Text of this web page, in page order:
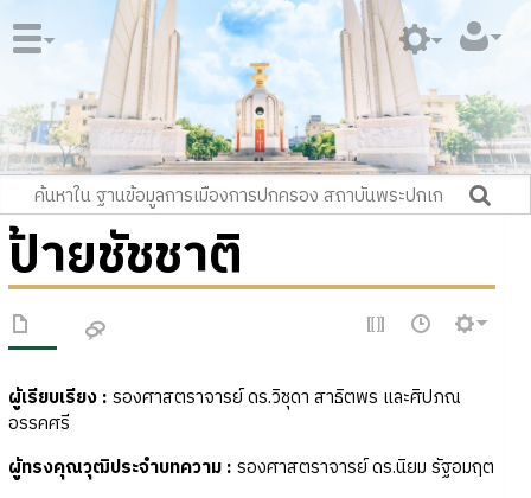
ป้ายชัชชาติ
ผู้เรียบเรียง : รองศาสตราจารย์ ดร.วิชุดา สาธิตพร และศิปภณ
อรรคศรี
ผู้ทรงคุณวุฒิประจำบทความ : รองศาสตราจารย์ ดร.นิยม รัฐอมฤต